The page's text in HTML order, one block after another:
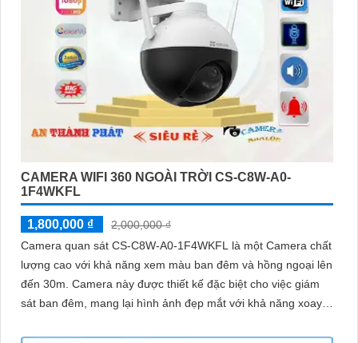
CAMERA WIFI 360 NGOÀI TRỜI CS-C8W-A0-
1F4WKFL
1,800,000 ₫
2,000,000 ₫
Camera quan sát CS-C8W-A0-1F4WKFL là một Camera chất
lượng cao với khả năng xem màu ban đêm và hồng ngoại lên
đến 30m. Camera này được thiết kế đặc biệt cho việc giám
sát ban đêm, mang lại hình ảnh đẹp mắt với khả năng xoay